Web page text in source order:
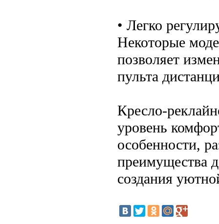
• Легко
Некоторые
позволяет
пульта
Кресло-
уровень
особенности,
преимущества
создания